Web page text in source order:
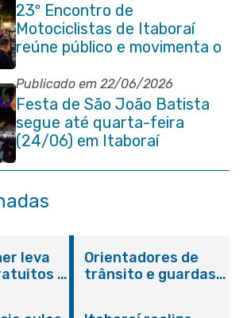
23º Encontro de
Motociclistas de Itaboraí
reúne público e movimenta o
Centro da cidade na noite de
abertura
Publicado em 22/06/2026
Festa de São João Batista
segue até quarta-feira
(24/06) em Itaboraí
leva
à
Orientadores de
trânsito e guardas